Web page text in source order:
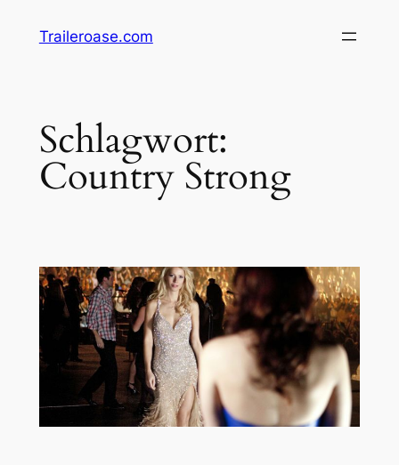
InhaltTraileroase.com
Schlagwort:
Country Strong